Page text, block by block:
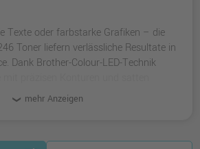
Texte oder farbstarke Grafiken – die
Toner liefern verlässliche Resultate in
Dank Brother-Colour-LED-Technik
Serie TN-242 deckt den täglichen Bedarf,
Farben TN-246 längere Laufzeiten bei
Toner von Ampertec –
mehr Anzeigen